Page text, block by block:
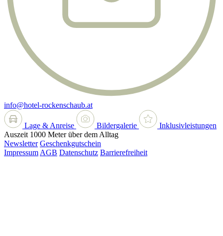
info@hotel-rockenschaub.at
Lage & Anreise Bildergalerie
Inklusivleistungen
Auszeit 1000 Meter über dem Alltag
Newsletter Geschenkgutschein
Impressum AGB Datenschutz Barrierefreiheit